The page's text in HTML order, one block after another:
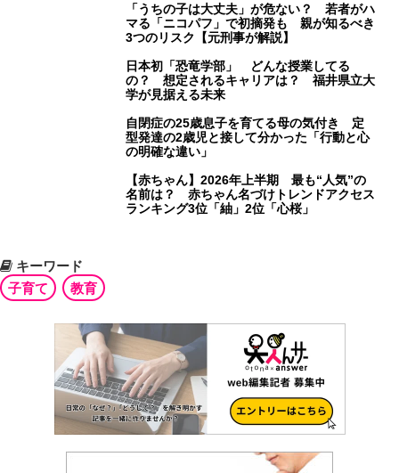
「うちの子は大丈夫」が危ない？ 若者がハ
マる「ニコパフ」で初摘発も 親が知るべき
3つのリスク【元刑事が解説】
日本初「恐竜学部」 どんな授業してる
の？ 想定されるキャリアは？ 福井県立大
学が見据える未来
自閉症の25歳息子を育てる母の気付き 定
型発達の2歳児と接して分かった「行動と心
の明確な違い」
【赤ちゃん】2026年上半期 最も“人気”の
名前は？ 赤ちゃん名づけトレンドアクセス
ランキング3位「紬」2位「心桜」
キーワード
子育て
教育